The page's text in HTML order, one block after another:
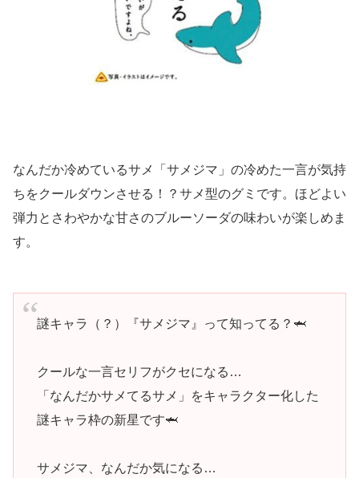
なんだか冷めているサメ「サメジマ」の冷めた一言が気持
ちをクールダウンさせる！？サメ型のグミです。ほどよい
弾力とさわやかな甘さのブルーソーダの味わいが楽しめま
す。
謎キャラ（？）『サメジマ』って知ってる？🦈
クールな一言セリフがクセになる…
「なんだかサメてるサメ」をキャラクター化した
謎キャラ枠の新星です🦈
サメジマ、なんだか気になる…